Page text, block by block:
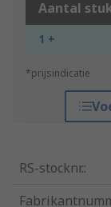
Aantal
1 +
*prijsindicatie
RS-stocknr.: